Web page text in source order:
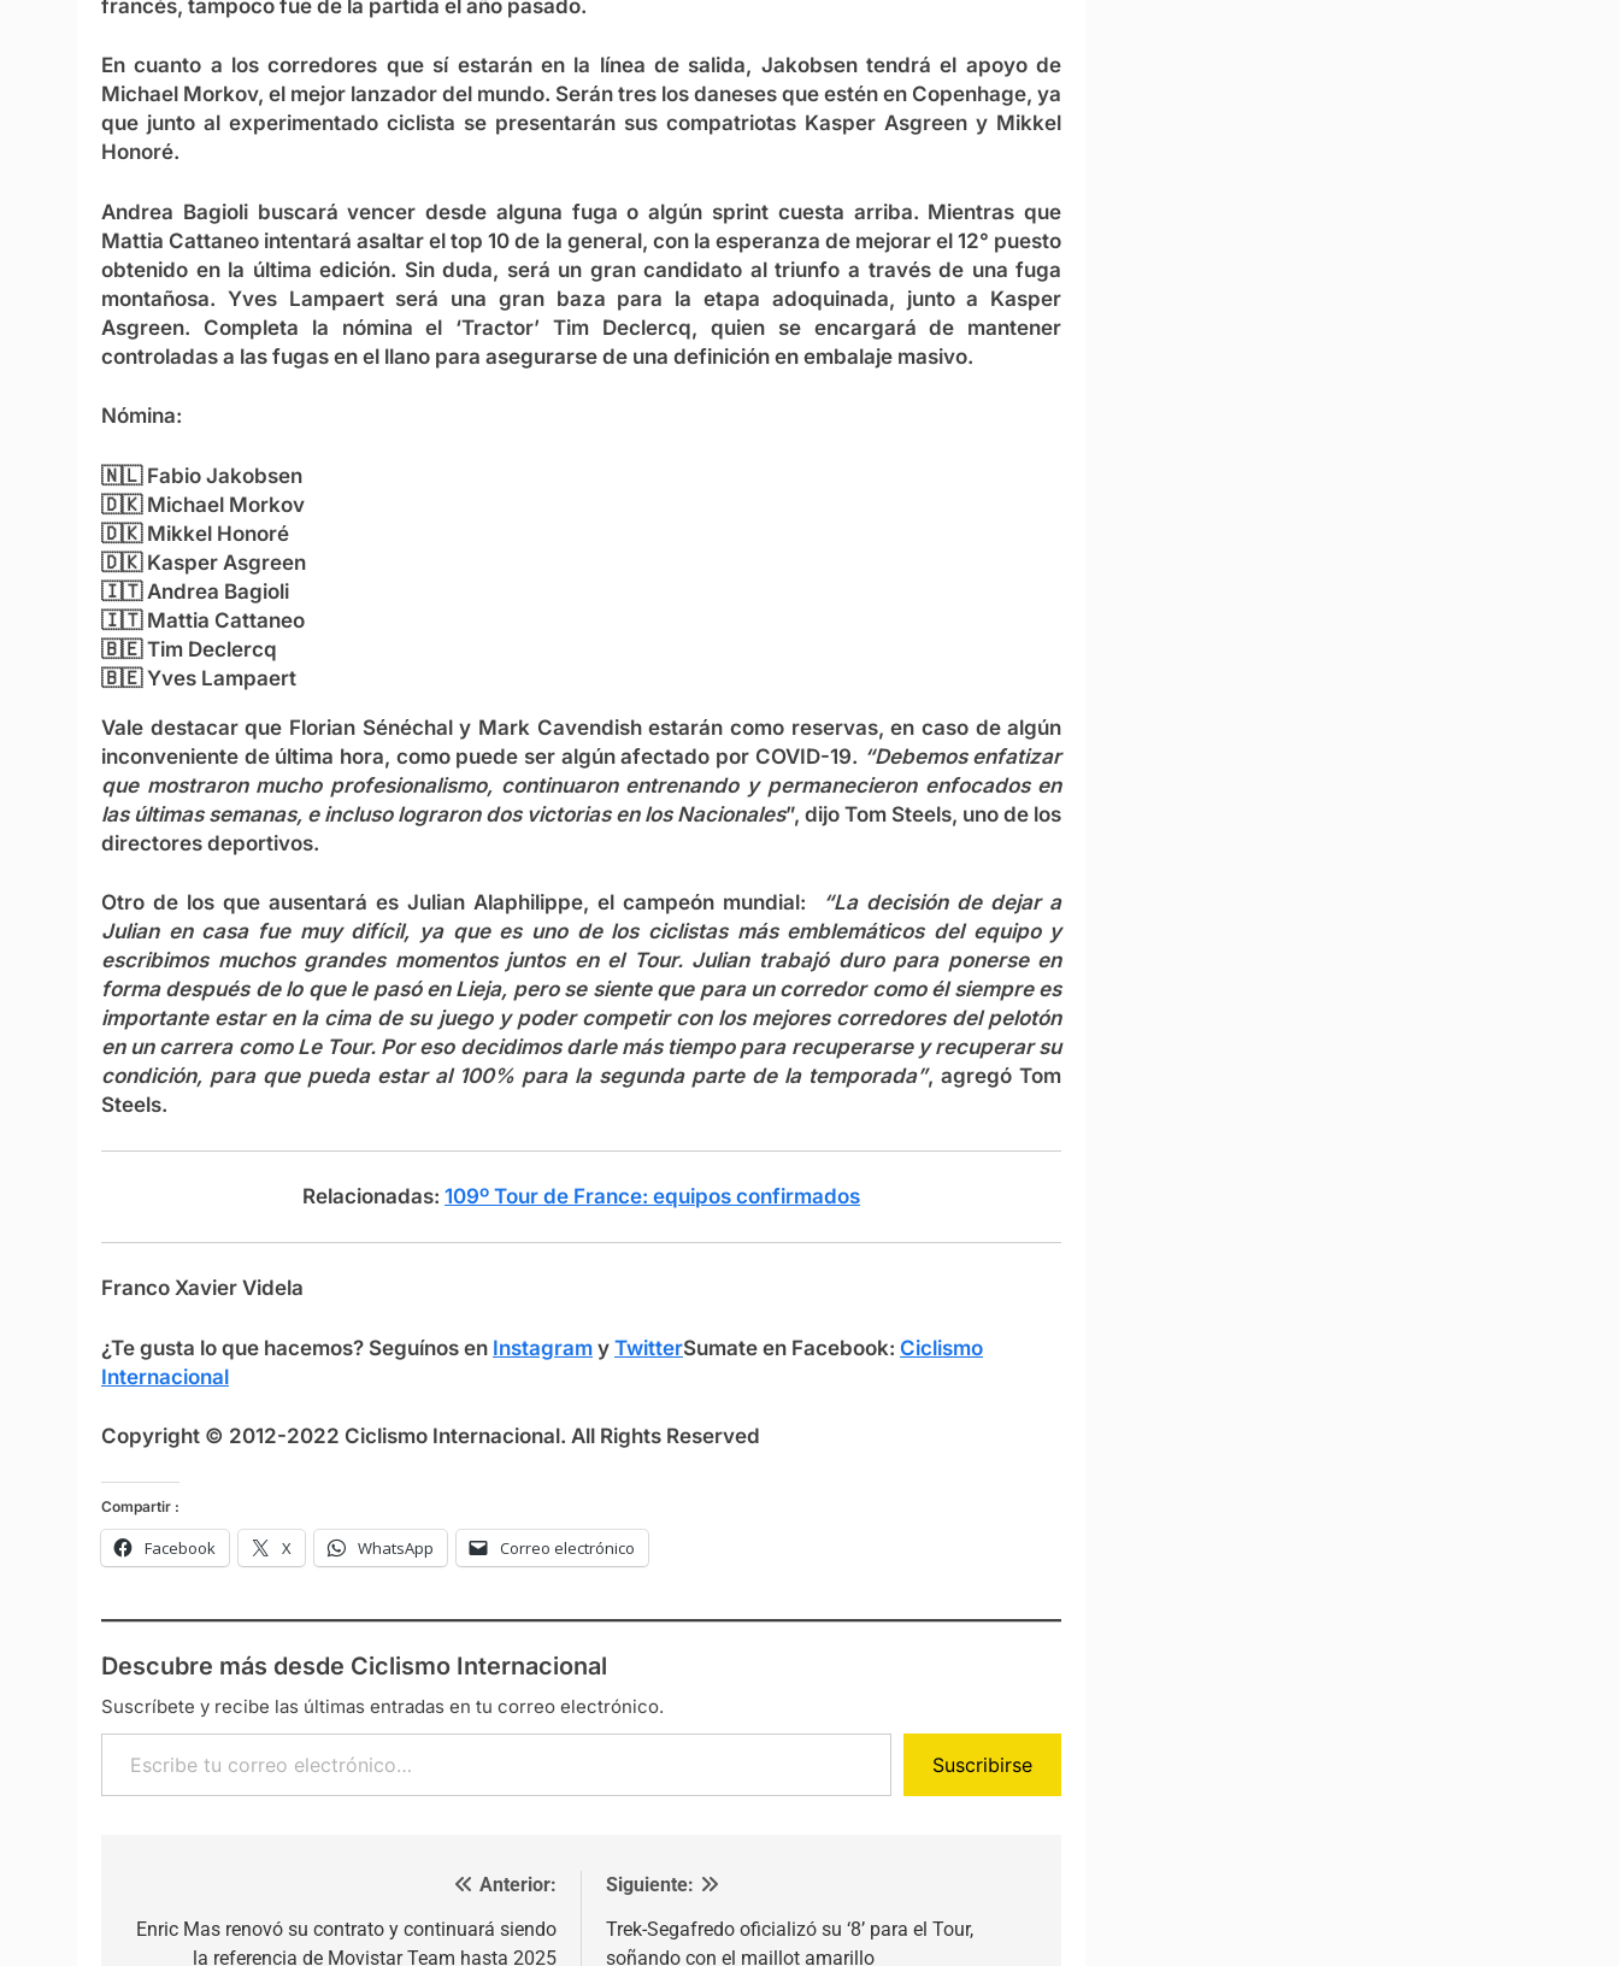
francés, tampoco fue de la partida el año pasado.
En cuanto a los corredores que sí estarán en la línea de salida, Jakobsen tendrá el apoyo de
Michael Morkov, el mejor lanzador del mundo. Serán tres los daneses que estén en Copenhage, ya
que junto al experimentado ciclista se presentarán sus compatriotas Kasper Asgreen y Mikkel
Honoré.
Andrea Bagioli buscará vencer desde alguna fuga o algún sprint cuesta arriba. Mientras que
Mattia Cattaneo intentará asaltar el top 10 de la general, con la esperanza de mejorar el 12° puesto
obtenido en la última edición. Sin duda, será un gran candidato al triunfo a través de una fuga
montañosa. Yves Lampaert será una gran baza para la etapa adoquinada, junto a Kasper
Asgreen. Completa la nómina el ‘Tractor’ Tim Declercq, quien se encargará de mantener
controladas a las fugas en el llano para asegurarse de una definición en embalaje masivo.
Nómina:
🇳🇱Fabio Jakobsen
🇩🇰Michael Morkov
🇩🇰Mikkel Honoré
🇩🇰Kasper Asgreen
🇮🇹Andrea Bagioli
🇮🇹Mattia Cattaneo
🇧🇪Tim Declercq
🇧🇪Yves Lampaert
Vale destacar que Florian Sénéchal y Mark Cavendish estarán como reservas, en caso de algún
inconveniente de última hora, como puede ser algún afectado por COVID-19. “Debemos enfatizar
que mostraron mucho profesionalismo, continuaron entrenando y permanecieron enfocados en
las últimas semanas, e incluso lograron dos victorias en los Nacionales”, dijo Tom Steels, uno de los
directores deportivos.
Otro de los que ausentará es Julian Alaphilippe, el campeón mundial:
“La decisión de dejar a
Julian en casa fue muy difícil, ya que es uno de los ciclistas más emblemáticos del equipo y
escribimos muchos grandes momentos juntos en el Tour. Julian trabajó duro para ponerse en
forma después de lo que le pasó en Lieja, pero se siente que para un corredor como él siempre es
importante estar en la cima de su juego y poder competir con los mejores corredores del pelotón
en un carrera como Le Tour. Por eso decidimos darle más tiempo para recuperarse y recuperar su
condición, para que pueda estar al 100% para la segunda parte de la temporada”, agregó Tom
Steels.
Relacionadas: 109º Tour de France: equipos confirmados
Franco Xavier Videla
¿Te gusta lo que hacemos? Seguínos en Instagram y TwitterSumate en Facebook: Ciclismo
Internacional
Copyright © 2012-2022 Ciclismo Internacional. All Rights Reserved
Compartir :
Facebook X WhatsApp Correo electrónico
Descubre más desde Ciclismo Internacional
Suscríbete y recibe las últimas entradas en tu correo electrónico.
Escribe tu correo electrónico…
Suscribirse
Anterior:
Enric Mas renovó su contrato y continuará siendo
la referencia de Movistar Team hasta 2025
Siguiente:
Trek-Segafredo oficializó su ‘8’ para el Tour,
soñando con el maillot amarillo